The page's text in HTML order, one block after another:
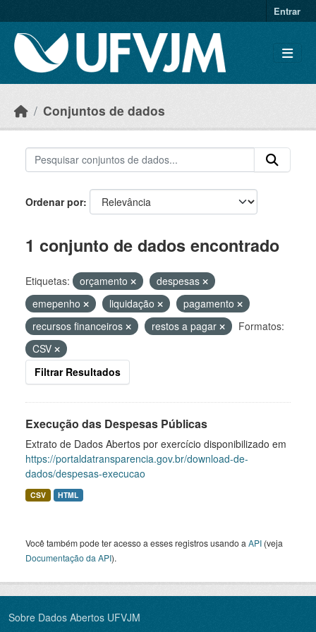
Entrar
Conjuntos de dados
Ordenar por
1 conjunto de dados encontrado
Etiquetas: orçamento
despesas
emepenho
liquidação
pagamento
recursos financeiros
restos a pagar
Formatos:
CSV
Filtrar Resultados
Execução das Despesas Públicas
Extrato de Dados Abertos por exercício disponibilizado em
https://portaldatransparencia.gov.br/download-de-
dados/despesas-execucao
CSV HTML
Você também pode ter acesso a esses registros usando a API (veja
Documentação da API).
Sobre Dados Abertos UFVJM